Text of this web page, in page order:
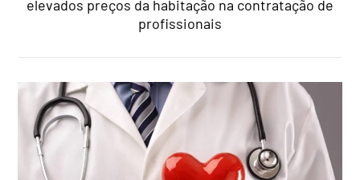
elevados preços da habitação na contratação de
profissionais